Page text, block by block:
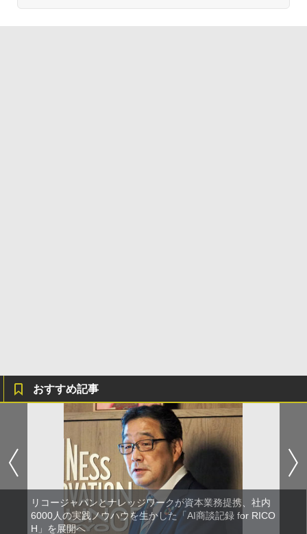
おすすめ記事
リコージャパンとナレッジワークが資本業務提携、社内
6000人の実践ノウハウを生かした「AI商談記録 for RICO
H」を展開へ